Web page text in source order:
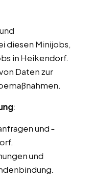
diesen Minijobs,
in Heikendorf.
Daten zur
:
und -
und